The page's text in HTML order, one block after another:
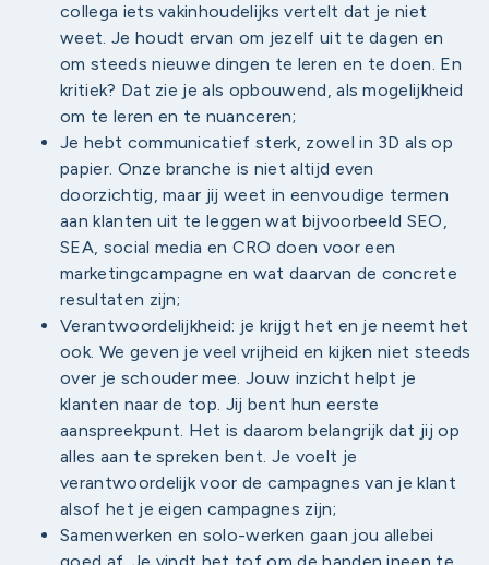
collega iets vakinhoudelijks vertelt dat je niet
weet. Je houdt ervan om jezelf uit te dagen en
om steeds nieuwe dingen te leren en te doen. En
kritiek? Dat zie je als opbouwend, als mogelijkheid
om te leren en te nuanceren;
Je hebt communicatief sterk, zowel in 3D als op
papier. Onze branche is niet altijd even
doorzichtig, maar jij weet in eenvoudige termen
aan klanten uit te leggen wat bijvoorbeeld SEO,
SEA, social media en CRO doen voor een
marketingcampagne en wat daarvan de concrete
resultaten zijn;
Verantwoordelijkheid: je krijgt het en je neemt het
ook. We geven je veel vrijheid en kijken niet steeds
over je schouder mee. Jouw inzicht helpt je
klanten naar de top. Jij bent hun eerste
aanspreekpunt. Het is daarom belangrijk dat jij op
alles aan te spreken bent. Je voelt je
verantwoordelijk voor de campagnes van je klant
alsof het je eigen campagnes zijn;
Samenwerken en solo-werken gaan jou allebei